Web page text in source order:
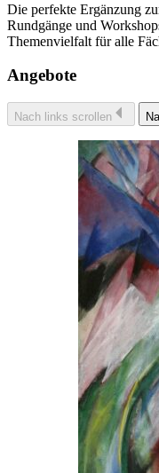
Die perfekte Ergänzung
Rundgänge und
Themenvielfalt für alle
Angebote
Nach links scrollen